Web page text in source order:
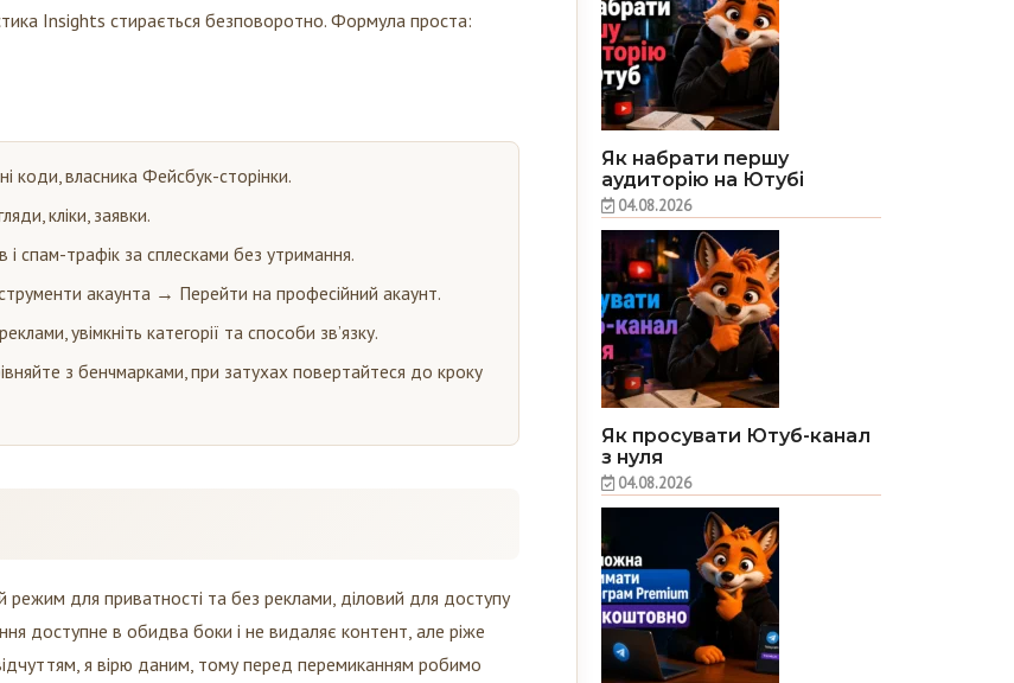
Insights стирається безповоротно. Формула проста:
коди, власника Фейсбук-сторінки.
кліки, заявки.
і спам-трафік за сплесками без утримання.
акаунта → Перейти на професійний акаунт.
увімкніть категорії та способи зв’язку.
з бенчмарками, при затухах повертайтеся до кроку
для приватності та без реклами, діловий для доступу
доступне в обидва боки і не видаляє контент, але ріже
я вірю даним, тому перед перемиканням робимо
Як набрати першу
аудиторію на Ютубі
04.08.2026
Як просувати Ютуб-канал
з нуля
04.08.2026